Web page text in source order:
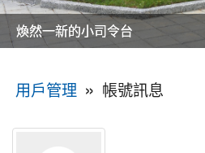
美麗的操場是我們活力的來源
美麗的操場是我們活力的來源
煥然一新的小司令台
煥然一新的小司令台
富含桃園埤塘田園風光意象的中廊
富含桃園埤塘田園風光意象的中廊
嶄新的中庭廣場
嶄新的中庭廣場
水生池生生不息
水生池生生不息
用戶管理 » 帳號訊息